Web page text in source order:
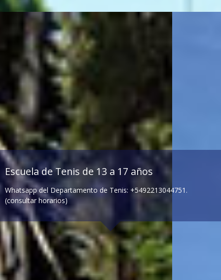
Escuela de Tenis de 13 a 17 años
Whatsapp del Departamento de Tenis: +5492213044751.
(consultar horarios)
Nivel Inicial
Días de actividad:
Lunes, miércoles y viernes 17:00
o 19:00 hs.
Nivel Intermedio
Días de actividad:
Martes y jueves 9:00 o 18:00 hs.
Sábados 12:00 hs.